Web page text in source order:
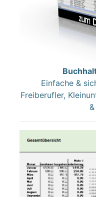
Einfache &
Freiberufler,